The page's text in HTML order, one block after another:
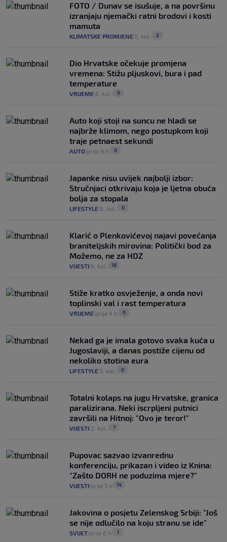
FOTO / Dunav se isušuje, a na površinu
izranjaju njemački ratni brodovi i kosti
mamuta
KLIMATSKE PROMJENE 5. kol. 2
Dio Hrvatske očekuje promjena
vremena: Stižu pljuskovi, bura i pad
temperature
VRIJEME 6. kol. 0
Auto koji stoji na suncu ne hladi se
najbrže klimom, nego postupkom koji
traje petnaest sekundi
AUTO prije 8 h 0
Japanke nisu uvijek najbolji izbor:
Stručnjaci otkrivaju koja je ljetna obuća
bolja za stopala
LIFESTYLE 6. kol. 0
Klarić o Plenkovićevoj najavi povećanja
braniteljskih mirovina: Politički bod za
Možemo, ne za HDZ
VIJESTI 6. kol. 18
Stiže kratko osvježenje, a onda novi
toplinski val i rast temperatura
VRIJEME prije 9 h 0
Nekad ga je imala gotovo svaka kuća u
Jugoslaviji, a danas postiže cijenu od
nekoliko stotina eura
LIFESTYLE 5. kol. 0
Totalni kolaps na jugu Hrvatske, granica
paralizirana. Neki iscrpljeni putnici
završili na Hitnoj: "Ovo je teror!"
VIJESTI 2. kol. 7
Pupovac sazvao izvanrednu
konferenciju, prikazan i video iz Knina:
"Zašto DORH ne poduzima mjere?"
VIJESTI prije 5 h 14
Jakovina o posjetu Zelenskog Srbiji: "Još
se nije odlučilo na koju stranu se ide"
SVIJET prije 6 h 1